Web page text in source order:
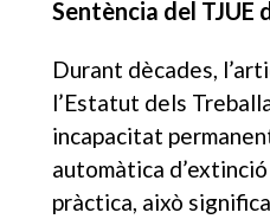
Sentència del TJUE
Durant dècades,
l’Estatut dels
incapacitat
automàtica
pràctica, això